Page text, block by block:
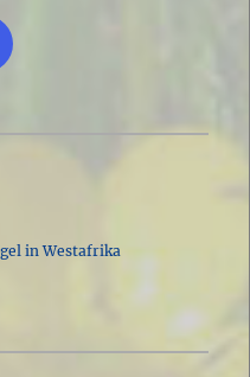
in Westafrika